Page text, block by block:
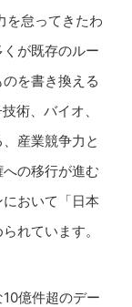
を怠ってきたわ
が既存のルー
を書き換える
術、バイオ、
産業競争力と
の移行が進む
おいて「日本
れています。
億件超のデー